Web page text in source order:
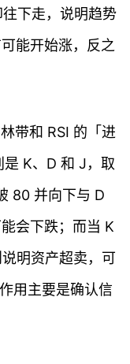
下走，说明趋势
能开始涨，反之
带和 RSI 的「进
是 K、D 和 J，取
80 并向下与 D
会下跌；而当 K
明资产超卖，可
用主要是确认信